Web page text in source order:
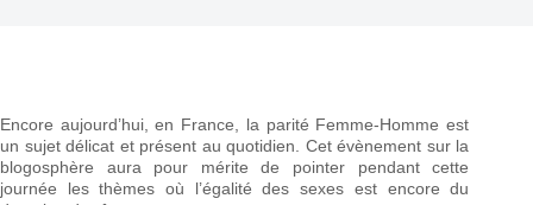
Encore aujourd’hui, en France, la parité Femme-Homme est
un sujet délicat et présent au quotidien. Cet évènement sur la
blogosphère aura pour mérite de pointer pendant cette
journée les thèmes où l’égalité des sexes est encore du